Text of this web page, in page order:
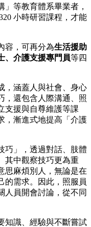
等教育體系畢業者，
小時研習課程，才能
容，可再分為生活援助
、介護支援專門員等四
，涵蓋人與社會、身心
，還包含人際溝通、照
支援與自尊維護等課
，漸進式地提高「介護
巧」，透過對話、肢體
其中觀察技巧更為重
思麻煩別人，無論是在
的需求。因此，照服員
人員開會討論，從不同
知識、經驗與不斷嘗試